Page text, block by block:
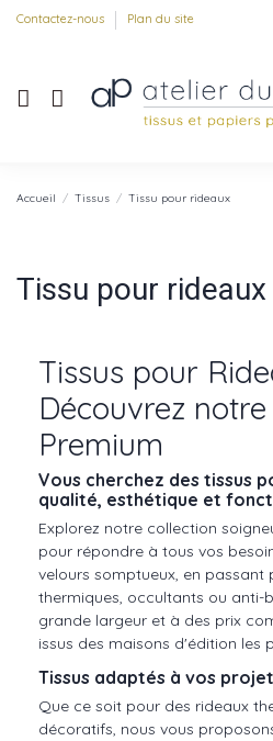
Contactez-nous Plan du site
Accueil Tissus Tissu pour rideaux
Tissu pour rideaux
Tissus pour
Découvrez
Premium
Vous cherchez des tissus
qualité, esthétique et
Explorez notre collection
pour répondre à tous vos
velours somptueux, en passant
thermiques, occultants ou anti-
grande largeur et à des prix
issus des maisons d'édition les
Tissus adaptés à vos
Que ce soit pour des rideaux
décoratifs, nous vous